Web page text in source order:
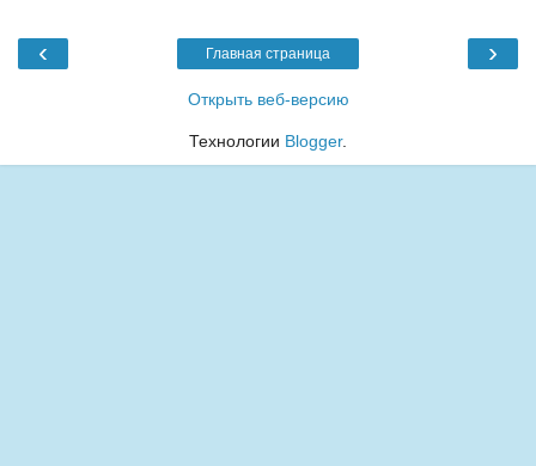
‹ ›
Главная страница
Открыть веб-версию
Технологии Blogger.